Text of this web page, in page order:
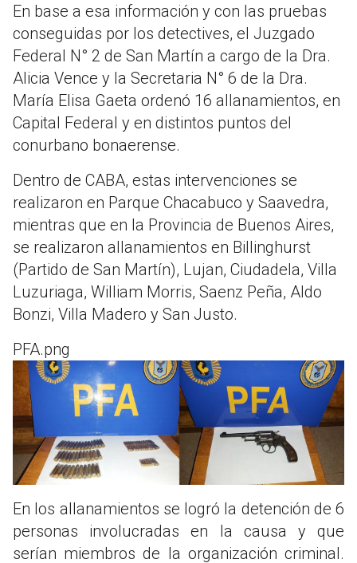
En base a esa información y con las pruebas
conseguidas por los detectives, el Juzgado
Federal N° 2 de San Martín a cargo de la Dra.
Alicia Vence y la Secretaria N° 6 de la Dra.
María Elisa Gaeta ordenó 16 allanamientos, en
Capital Federal y en distintos puntos del
conurbano bonaerense.
Dentro de CABA, estas intervenciones se
realizaron en Parque Chacabuco y Saavedra,
mientras que en la Provincia de Buenos Aires,
se realizaron allanamientos en Billinghurst
(Partido de San Martín), Lujan, Ciudadela, Villa
Luzuriaga, William Morris, Saenz Peña, Aldo
Bonzi, Villa Madero y San Justo.
PFA.png
En los allanamientos se logró la detención de 6
personas involucradas en la causa y que
serían miembros de la organización criminal.